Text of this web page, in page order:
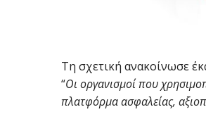
Τη σχετική ανακοίνωσε
“Οι οργανισμοί που
πλατφόρμα ασφαλείας,